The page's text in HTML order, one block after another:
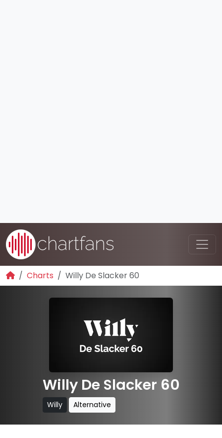
Charts Willy De Slacker 60
Willy De Slacker 60
Willy Alternative